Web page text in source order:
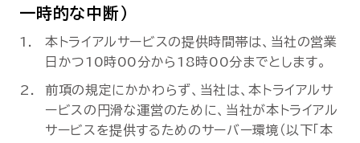
一時的な中断）
本トライアルサービスの提供時間帯は、当社の営業
日かつ10時00分から18時00分までとします。
前項の規定にかかわらず、当社は、本トライアルサ
ービスの円滑な運営のために、当社が本トライアル
サービスを提供するためのサーバー環境（以下「本